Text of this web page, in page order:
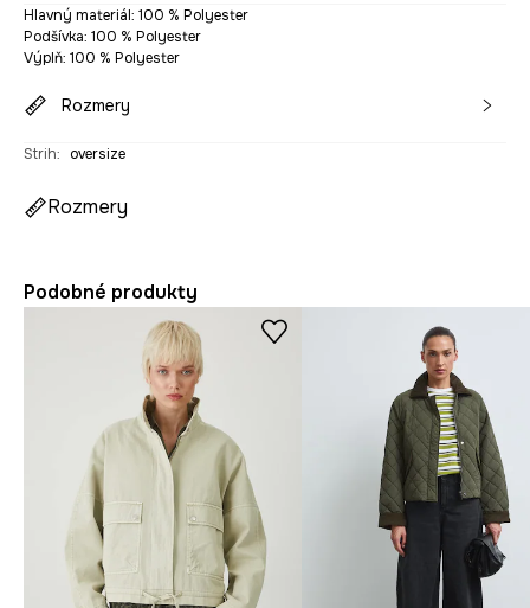
Hlavný materiál: 100 % Polyester
Podšívka: 100 % Polyester
Výplň: 100 % Polyester
Rozmery
Strih: oversize
Rozmery
Podobné produkty